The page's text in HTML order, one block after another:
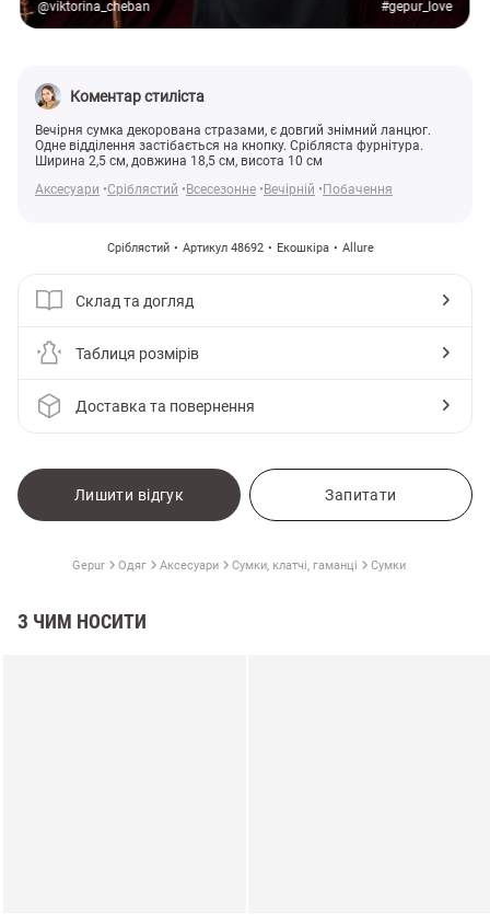
@viktorina_cheban #gepur_love
Коментар стиліста
Вечірня сумка декорована стразами, є довгий знімний ланцюг.
Одне відділення застібається на кнопку. Срібляста фурнітура.
Ширина 2,5 см, довжина 18,5 см, висота 10 см
Аксесуари Сріблястий Всесезонне Вечірній Побачення
Сріблястий Артикул 48692 Екошкіра Allure
Склад та догляд
Таблиця розмірів
Доставка та повернення
Лишити відгук Запитати
Gepur Одяг Аксесуари Сумки, клатчі, гаманці Сумки
З ЧИМ НОСИТИ